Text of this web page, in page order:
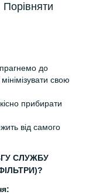
Порівняти
до
свою
прибирати
від самого
СЛУЖБУ